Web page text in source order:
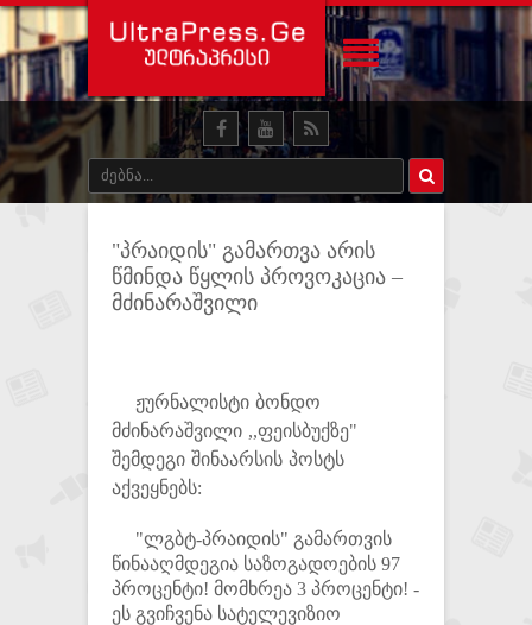
"პრაიდის" გამართვა არის
წმინდა წყლის პროვოკაცია –
მძინარაშვილი
ჟურნალისტი ბონდო
მძინარაშვილი ,,ფეისბუქზე"
შემდეგი შინაარსის პოსტს
აქვეყნებს:
"ლგბტ-პრაიდის" გამართვის
წინააღმდეგია საზოგადოების 97
პროცენტი! მომხრეა 3 პროცენტი! -
ეს გვიჩვენა სატელევიზიო